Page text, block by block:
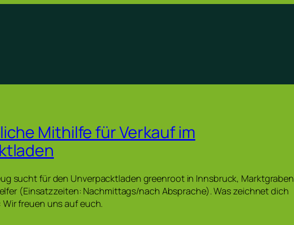
Mithilfe für Verkauf im
sucht für den Unverpacktladen greenroot in Innsbruck, Marktgraben
(Einsatzzeiten: Nachmittags/nach Absprache). Was zeichnet dich
freuen uns auf euch.